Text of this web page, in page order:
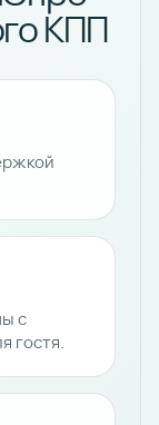
КПП
с
гостя.